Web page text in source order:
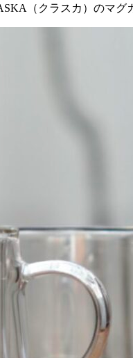
（クラスカ）のマグ